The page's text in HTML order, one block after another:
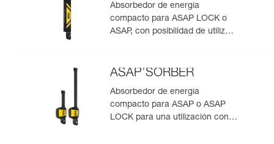
Absorbedor de energía
compacto para ASAP LOCK o
ASAP, con posibilidad de utilizar
ASAP’SORBER
Absorbedor de energía
compacto para ASAP o ASAP
LOCK para una utilización con